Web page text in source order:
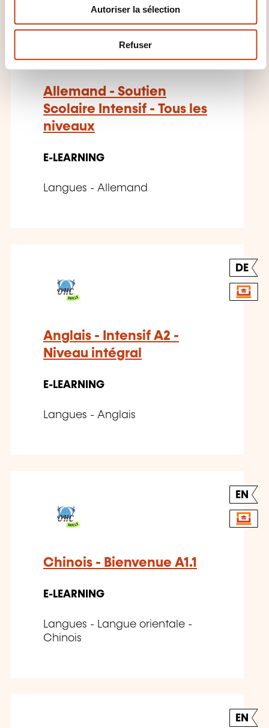
n
Autoriser la sélection
Refuser
DE
Allemand - Soutien
Scolaire Intensif - Tous les
niveaux
E-LEARNING
Langues - Allemand
DE
Anglais - Intensif A2 -
Niveau intégral
E-LEARNING
Langues - Anglais
EN
Chinois - Bienvenue A1.1
E-LEARNING
Langues - Langue orientale -
Chinois
EN